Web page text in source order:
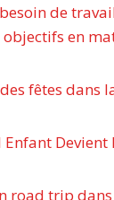
de
en
fêtes dans
Enfant
road trip dans